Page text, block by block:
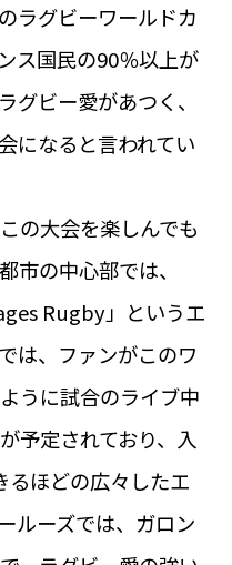
ラグビーワールドカ
ス国民の90％以上が
グビー愛があつく、
になると言われてい
の大会を楽しんでも
市の中心部では、
Rugby」というエ
は、ファンがこのワ
うに試合のライブ中
予定されており、入
るほどの広々したエ
ルーズでは、ガロン